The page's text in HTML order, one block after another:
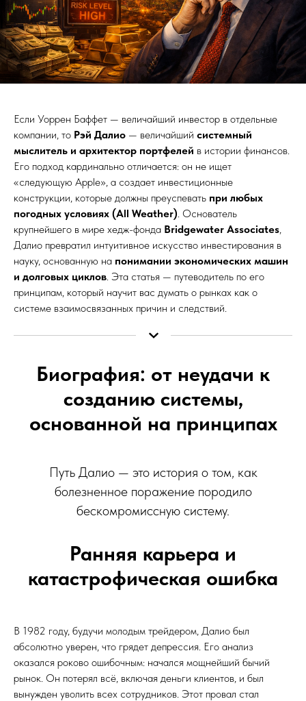
Если Уоррен Баффет — величайший инвестор в отдельные
компании, то Рэй Далио — величайший системный
мыслитель и архитектор портфелей в истории финансов.
Его подход кардинально отличается: он не ищет
«следующую Apple», а создает инвестиционные
конструкции, которые должны преуспевать при любых
погодных условиях (All Weather) . Основатель
крупнейшего в мире хедж-фонда Bridgewater Associates
Далио превратил интуитивное искусство инвестирования в
науку, основанную на понимании экономических машин
и долговых циклов . Эта статья — путеводитель по его
принципам, который научит вас думать о рынках как о
системе взаимосвязанных причин и следствий.
Биография: от неудачи к
созданию системы,
основанной на принципах
Путь Далио — это история о том, как
болезненное поражение породило
бескомромиссную систему.
Ранняя карьера и
катастрофическая ошибка
В 1982 году, будучи молодым трейдером, Далио был
абсолютно уверен, что грядет депрессия. Его анализ
оказался роково ошибочным: начался мощнейший бычий
рынок. Он потерял всё, включая деньги клиентов, и был
вынужден уволить всех сотрудников. Этот провал стал